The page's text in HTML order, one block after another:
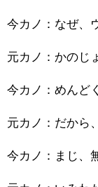
今カノ：なぜ、
元カノ：かのじ
今カノ：めんど
元カノ：だから
今カノ：まじ、